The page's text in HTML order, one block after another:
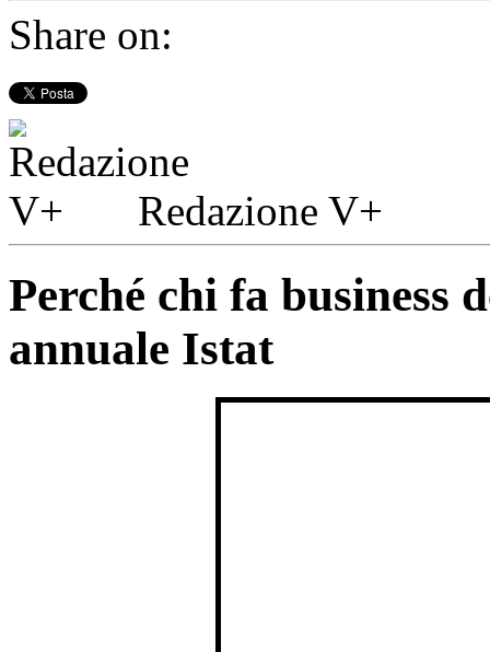
Share on:
Redazione V+
Perché chi fa business
annuale Istat